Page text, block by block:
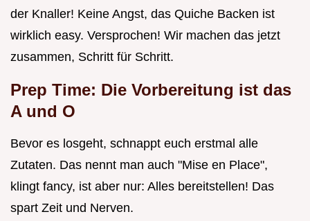
der Knaller! Keine Angst, das Quiche Backen ist
wirklich easy. Versprochen! Wir machen das jetzt
zusammen, Schritt für Schritt.
Prep Time: Die Vorbereitung ist das
A und O
Bevor es losgeht, schnappt euch erstmal alle
Zutaten. Das nennt man auch "Mise en Place",
klingt fancy, ist aber nur: Alles bereitstellen! Das
spart Zeit und Nerven.